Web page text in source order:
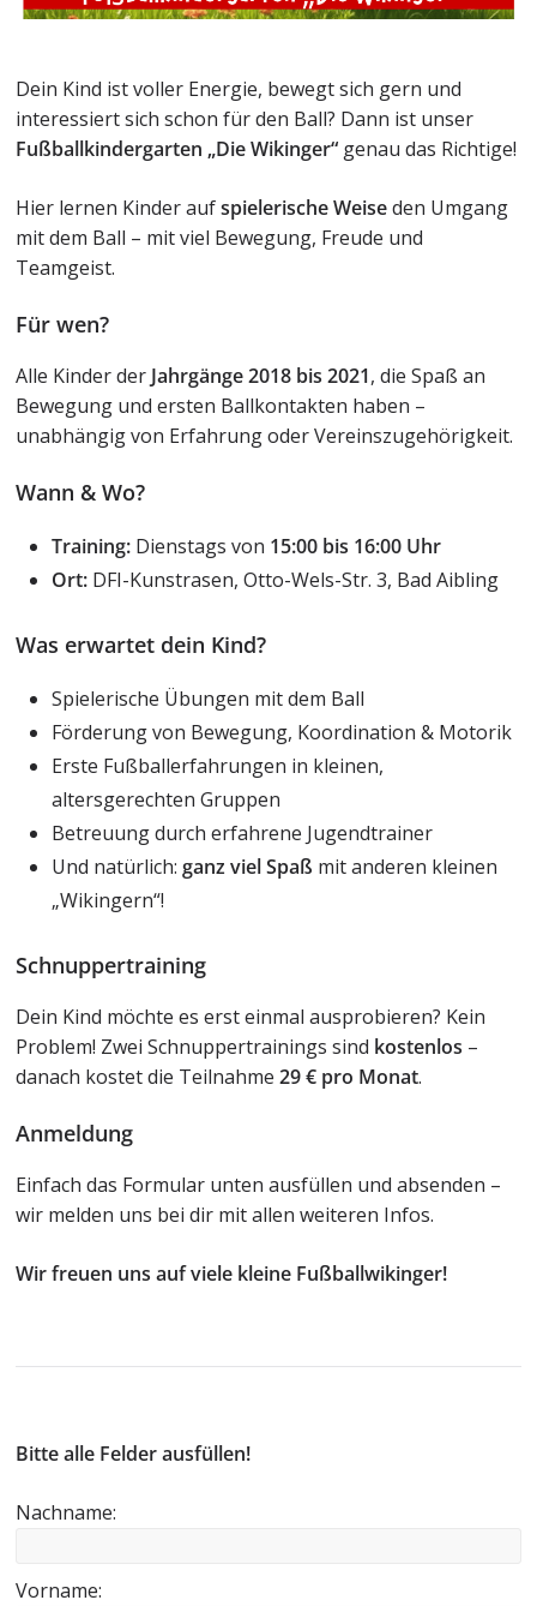
Dein Kind ist voller Energie, bewegt sich gern und
interessiert sich schon für den Ball? Dann ist unser
Fußballkindergarten „Die Wikinger“ genau das Richtige!
Hier lernen Kinder aufspielerische Weiseden Umgang
mit dem Ball – mit viel Bewegung, Freude und
Teamgeist.
Für wen?
Alle Kinder der Jahrgänge 2018 bis 2021, die Spaß an
Bewegung und ersten Ballkontakten haben –
unabhängig von Erfahrung oder Vereinszugehörigkeit.
Wann & Wo?
Training: Dienstags von 15:00 bis 16:00 Uhr
Ort: DFI-Kunstrasen, Otto-Wels-Str. 3, Bad Aibling
Was erwartet dein Kind?
Spielerische Übungen mit dem Ball
Förderung von Bewegung, Koordination & Motorik
Erste Fußballerfahrungen in kleinen,
altersgerechten Gruppen
Betreuung durch erfahrene Jugendtrainer
Und natürlich:ganz viel Spaß mit anderen kleinen
„Wikingern“!
Schnuppertraining
Dein Kind möchte es erst einmal ausprobieren? Kein
Problem! Zwei Schnuppertrainings sind kostenlos –
danach kostet die Teilnahme29 € pro Monat.
Anmeldung
Einfach das Formular unten ausfüllen und absenden –
wir melden uns bei dir mit allen weiteren Infos.
Wir freuen uns auf viele kleine Fußballwikinger!
Bitte alle Felder ausfüllen!
Nachname:
Vorname: